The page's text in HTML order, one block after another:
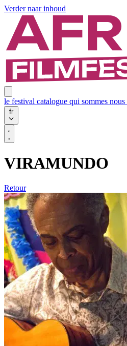
Verder naar inhoud
le festival catalogue qui sommes nous
fr
VIRAMUNDO
Retour